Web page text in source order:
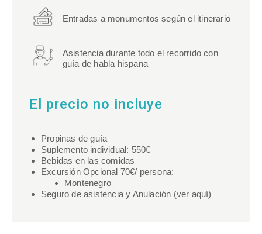
Entradas a monumentos según el itinerario
Asistencia durante todo el recorrido con
guía de habla hispana
El precio no incluye
Propinas de guía
Suplemento individual: 550€
Bebidas en las comidas
Excursión Opcional 70€/ persona:
Montenegro
Seguro de asistencia y Anulación (ver aquí)